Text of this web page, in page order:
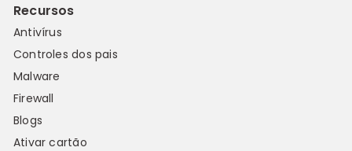
Recursos
Antivírus
Controles dos pais
Malware
Firewall
Blogs
Ativar cartão